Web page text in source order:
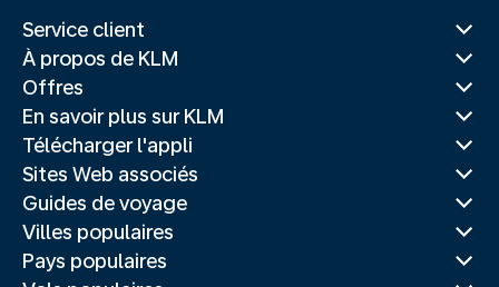
Service client
À propos de KLM
Offres
En savoir plus sur KLM
Télécharger l'appli
Sites Web associés
Guides de voyage
Villes populaires
Pays populaires